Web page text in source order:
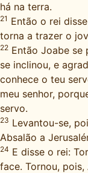
há na terra.
21 Então o rei
torna a trazer o
22 Então Joabe se
se inclinou, e
conhece o teu
meu senhor,
servo.
23 Levantou-se,
Absalão a
24 E disse o rei:
face. Tornou,